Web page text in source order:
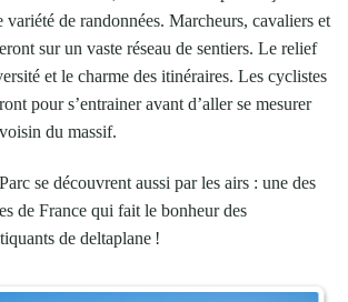
variété de randonnées. Marcheurs, cavaliers et
sur un vaste réseau de sentiers. Le relief
et le charme des itinéraires. Les cyclistes
pour s’entrainer avant d’aller se mesurer
du massif.
se découvrent aussi par les airs : une des
de France qui fait le bonheur des
de deltaplane !